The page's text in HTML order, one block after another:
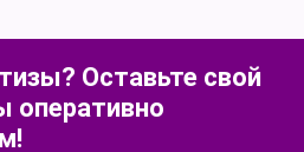
Оставьте свой
оперативно